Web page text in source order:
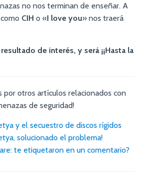
no nos terminan de enseñar. A
CIH o «I love you» nos traerá
de interés, y será ¡¡Hasta la
por otros artículos relacionados con
de seguridad!
y el secuestro de discos rígidos
solucionado el problema!
te etiquetaron en un comentario?